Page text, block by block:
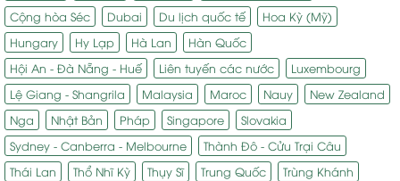
Cộng hòa Séc
Dubai Du lịch quốc tế
Hoa Kỳ (Mỹ)
Hungary
Hy Lạp Hà Lan
Hàn Quốc
Hội An - Đà Nẵng - Huế
Liên tuyến các nước
Luxembourg
Lệ Giang - Shangrila
Malaysia Maroc Nauy
New Zealand
Nga
Nhật Bản Pháp Singapore
Slovakia
Sydney - Canberra - Melbourne
Thành Đô - Cửu Trại Câu
Thái Lan
Thổ Nhĩ Kỳ Thụy Sĩ Trung Quốc
Trùng Khánh